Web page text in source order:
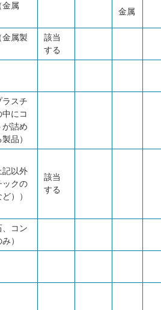
金属
金属
金属製
該当
する
ラスチ
中にコ
が詰め
品）
記以外
ックの
））
該当
する
、コン
）